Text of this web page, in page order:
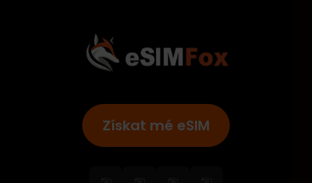
Získat mé eSIM